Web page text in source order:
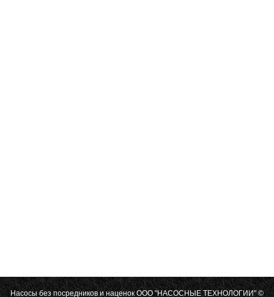
Насосы без посредников и наценокООО "НАСОСНЫЕ ТЕХНОЛОГИИ" ©